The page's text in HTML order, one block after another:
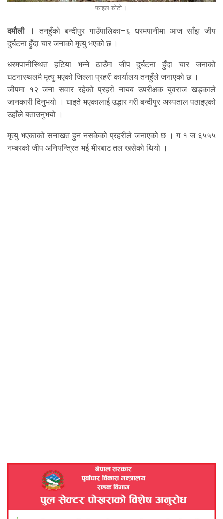
फाइल फोटो ।
दमौली ।
तनहुँको बन्दीपुर गाउँपालिका–६ धरमपानीमा आज साँझ जीप
दुर्घटना हुँदा चार जनाको मृत्यु भएको छ ।
धरमपानीस्थित हटिया भन्ने ठाउँमा जीप दुर्घटना हुँदा चार जनाको
घटनास्थलमै मृत्यु भएको जिल्ला प्रहरी कार्यालय तनहुँले जनाएको छ ।
जीपमा १२ जना सवार रहेको प्रहरी नायब उपरीक्षक युवराज खड्काले
जानकारी दिनुभयो । घाइते भएकालाई उद्धार गरी बन्दीपुर अस्पताल पठाइएको
उहाँले बताउनुभयो ।
मृत्यु भएकाको सनाखत हुन नसकेको प्रहरीले जनाएको छ । ग १ ज ६५५५
नम्बरको जीप अनियन्त्रित भई भीरबाट तल खसेको थियो ।